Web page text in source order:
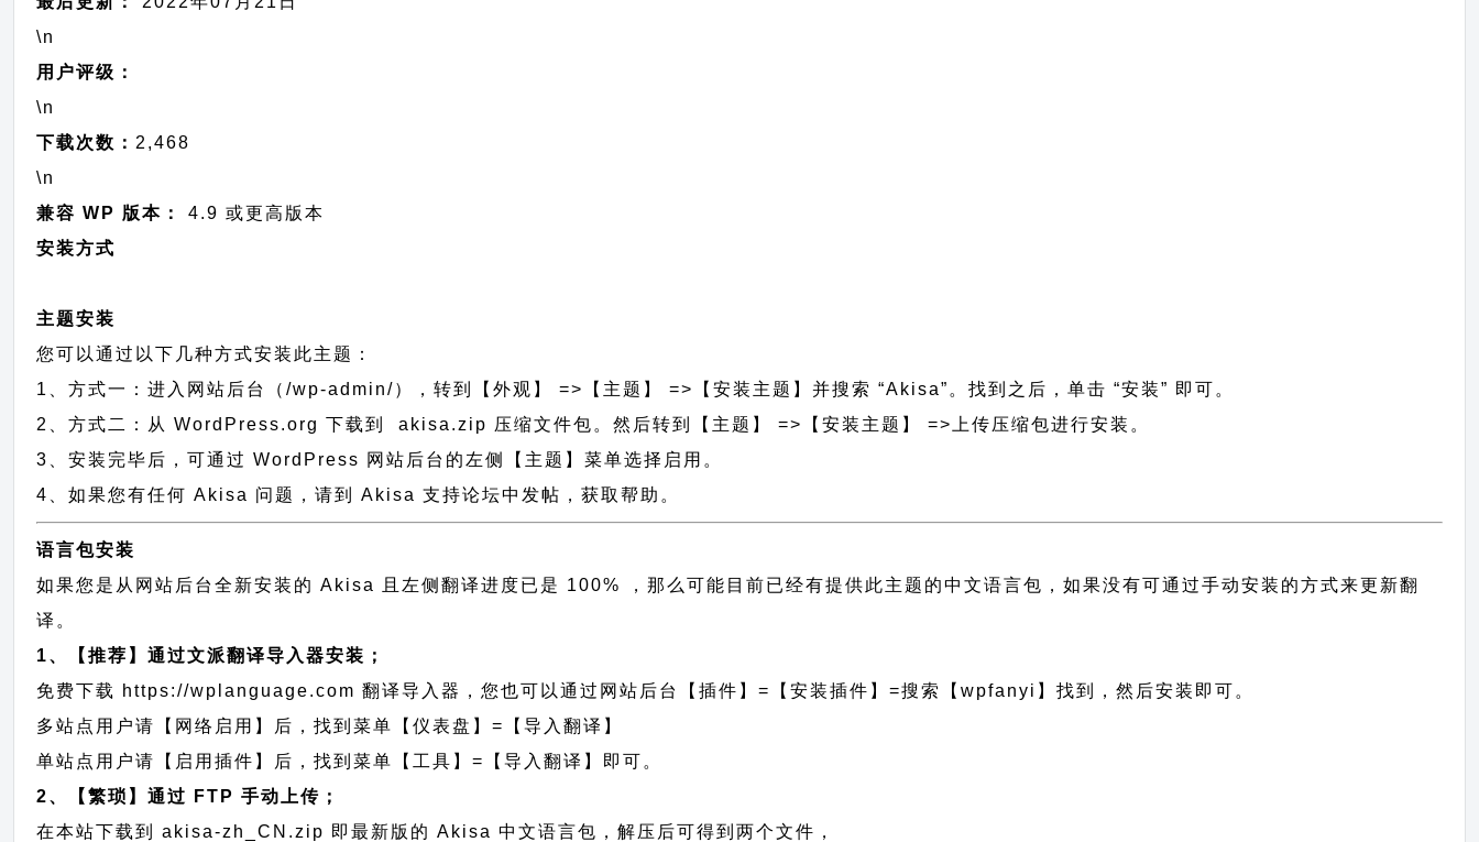
\n
用户评级：
\n
下载次数： 2,468
\n
兼容 WP 版本：
4.9 或更高版本
安装方式
主题安装
您可以通过以下几种方式安装此主题：
1、方式一：进入网站后台（/wp-admin/），转到【外观】 =>【主题】 =>【安装主题】并搜索 “Akisa”。找到之后，单击 “安装” 即可。
2、方式二：从 WordPress.org 下载到 akisa.zip 压缩文件包。然后转到【主题】 =>【安装主题】 =>上传压缩包进行安装。
3、安装完毕后，可通过 WordPress 网站后台的左侧【主题】菜单选择启用。
4、如果您有任何 Akisa 问题，请到 Akisa 支持论坛中发帖，获取帮助。
语言包安装
如果您是从网站后台全新安装的 Akisa 且左侧翻译进度已是 100% ，那么可能目前已经有提供此主题的中文语言包，如果没有可通过手动安装的方式来更新翻
译。
1、【推荐】通过文派翻译导入器安装；
免费下载 https://wplanguage.com 翻译导入器，您也可以通过网站后台【插件】=【安装插件】=搜索【wpfanyi】找到，然后安装即可。
多站点用户请【网络启用】后，找到菜单【仪表盘】=【导入翻译】
单站点用户请【启用插件】后，找到菜单【工具】=【导入翻译】即可。
2、【繁琐】通过 FTP 手动上传；
在本站下载到akisa-zh_CN.zip 即最新版的 Akisa 中文语言包，解压后可得到两个文件，